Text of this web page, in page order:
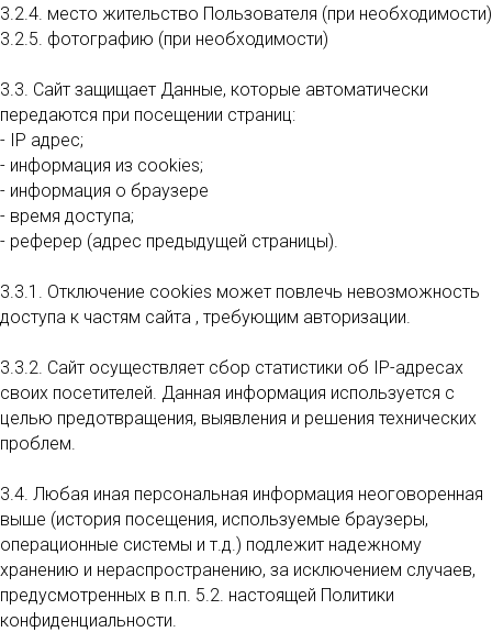
3.2.4. место жительство Пользователя (при необходимости)
3.2.5. фотографию (при необходимости)
3.3. Сайт защищает Данные, которые автоматически
передаются при посещении страниц:
- IP адрес;
- информация из cookies;
- информация о браузере
- время доступа;
- реферер (адрес предыдущей страницы).
3.3.1. Отключение cookies может повлечь невозможность
доступа к частям сайта , требующим авторизации.
3.3.2. Сайт осуществляет сбор статистики об IP-адресах
своих посетителей. Данная информация используется с
целью предотвращения, выявления и решения технических
проблем.
3.4. Любая иная персональная информация неоговоренная
выше (история посещения, используемые браузеры,
операционные системы и т.д.) подлежит надежному
хранению и нераспространению, за исключением случаев,
предусмотренных в п.п. 5.2. настоящей Политики
конфиденциальности.